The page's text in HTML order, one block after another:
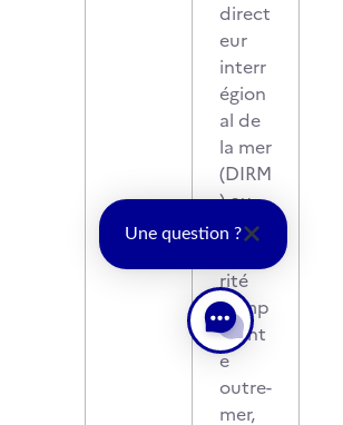
direct
eur
interr
égion
al de
la mer
(DIRM
) ou
par
rité
comp
étent
e
outre-
mer,
Une question ?